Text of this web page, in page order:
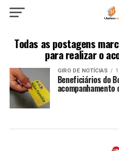
Todas as postagens
para realizar o
GIRO DE NOTÍCIAS
Beneficiários do
acompanhamento